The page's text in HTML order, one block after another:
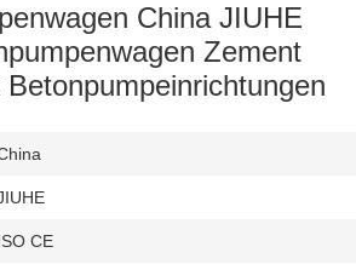
China JIUHE
Zement
CE